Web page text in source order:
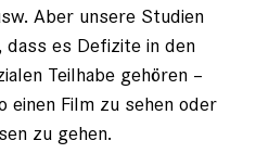
Aber unsere Studien
dass es Defizite in den
Teilhabe gehören –
einen Film zu sehen oder
zu gehen.